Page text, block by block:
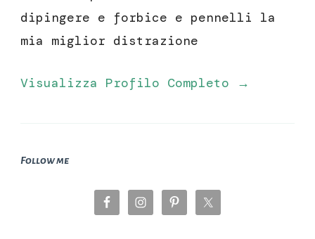
dipingere e forbice e pennelli la
mia miglior distrazione
Visualizza Profilo Completo →
Follow me